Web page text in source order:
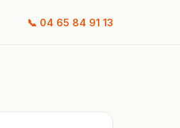
📞 04 65 84 91 13